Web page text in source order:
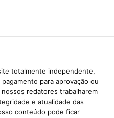
totalmente independente,
para aprovação ou
redatores trabalharem
e atualidade das
conteúdo pode ficar